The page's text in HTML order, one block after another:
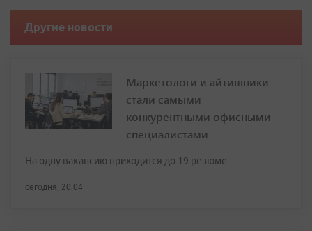
Другие новости
Маркетологи и айтишники
стали самыми
конкурентными офисными
специалистами
На одну вакансию приходится до 19 резюме
сегодня, 20:04